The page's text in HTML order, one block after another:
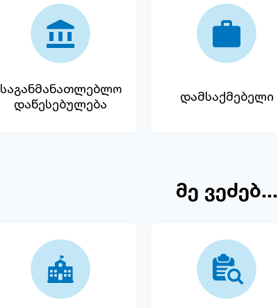
საგანმანათლებლო
დაწესებულება
დამსაქმებელი
მე ვეძებ...